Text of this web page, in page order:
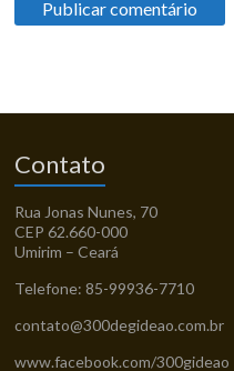
Contato
Rua Jonas Nunes, 70
CEP 62.660-000
Umirim – Ceará
Telefone: 85-99936-7710
contato@300degideao.com.br
www.facebook.com/300gideao